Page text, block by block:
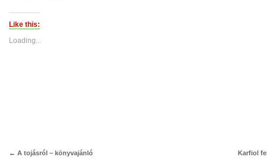
(Opens
in
new
Like this:
Loading...
← A tojásról – könyvajánló Karfiol